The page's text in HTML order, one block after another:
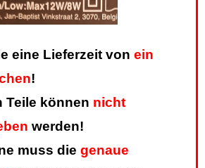
eine Lieferzeit von ein
!
Teile können nicht
werden!
muss die genaue